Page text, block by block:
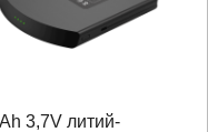
3,7V литий-